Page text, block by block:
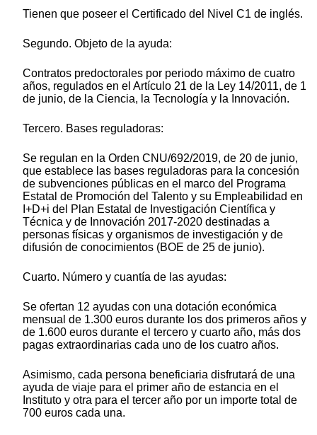
Tienen que poseer el Certificado del Nivel C1 de inglés.
Segundo. Objeto de la ayuda:
Contratos predoctorales por periodo máximo de cuatro
años, regulados en el Artículo 21 de la Ley 14/2011, de 1
de junio, de la Ciencia, la Tecnología y la Innovación.
Tercero. Bases reguladoras:
Se regulan en la Orden CNU/692/2019, de 20 de junio,
que establece las bases reguladoras para la concesión
de subvenciones públicas en el marco del Programa
Estatal de Promoción del Talento y su Empleabilidad en
I+D+i del Plan Estatal de Investigación Científica y
Técnica y de Innovación 2017-2020 destinadas a
personas físicas y organismos de investigación y de
difusión de conocimientos (BOE de 25 de junio).
Cuarto. Número y cuantía de las ayudas:
Se ofertan 12 ayudas con una dotación económica
mensual de 1.300 euros durante los dos primeros años y
de 1.600 euros durante el tercero y cuarto año, más dos
pagas extraordinarias cada uno de los cuatro años.
Asimismo, cada persona beneficiaria disfrutará de una
ayuda de viaje para el primer año de estancia en el
Instituto y otra para el tercer año por un importe total de
700 euros cada una.